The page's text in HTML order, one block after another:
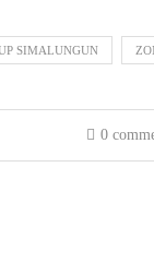
SIMALUNGUN
0